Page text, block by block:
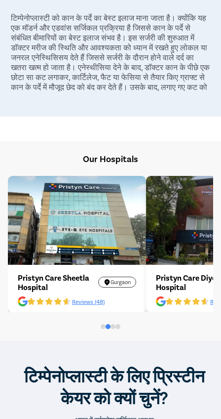
टिम्पेनोप्लास्टी को कान के पर्दे का बेस्ट इलाज माना जाता है। क्योंकि यह
एक मॉडर्न और एडवांस सर्जिकल प्रक्रिया है जिससे कान के पर्दे से
संबंधित बीमारियों का बेस्ट इलाज संभव है। इस सर्जरी की शुरुआत में
डॉक्टर मरीज की स्थिति और आवश्यकता को ध्यान में रखते हुए लोकल या
जनरल एनेस्थिसिसय देते हैं जिससे सर्जरी के दौरान होने वाले दर्द का
खतरा खत्म हो जाता है। एनेस्थीसिया देने के बाद, डॉक्टर कान के पीछे एक
छोटा सा कट लगाकर, कार्टिलेज, फैट या फेसिया से तैयार किए ग्राफ्ट से
कान के पर्दे में मौजूद छेद को बंद कर देते हैं। उसके बाद, लगाए गए कट को
Our Hospitals
Pristyn Care Sheetla
Hospital
Gurgaon
Reviews (48)
Pristyn Care Diyos
Hospital
टिम्पेनोप्लास्टी के लिए प्रिस्टीन
केयर को क्यों चुनें?